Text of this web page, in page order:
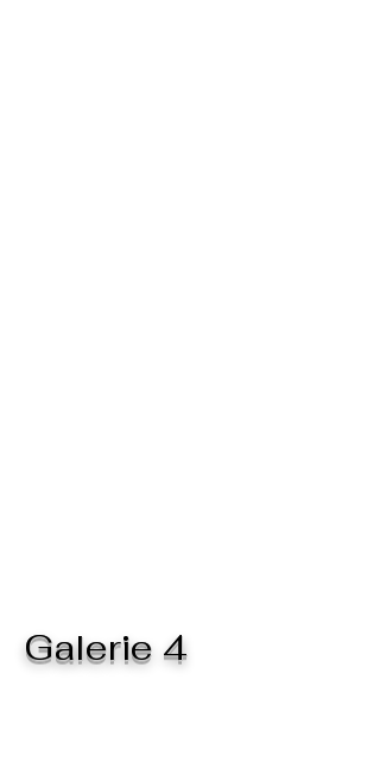
Galerie 4